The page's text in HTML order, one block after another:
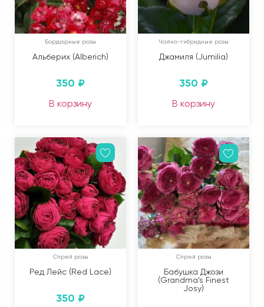
Бордюрные розы
Альберих (Alberich)
350 ₽
В корзину
Чайно-гибридные розы
Джамиля (Jumilia)
350 ₽
В корзину
Спрей розы
Ред Лейс (Red Lace)
350 ₽
Спрей розы
Бабушка Джози
(Grandma’s Finest
Josy)